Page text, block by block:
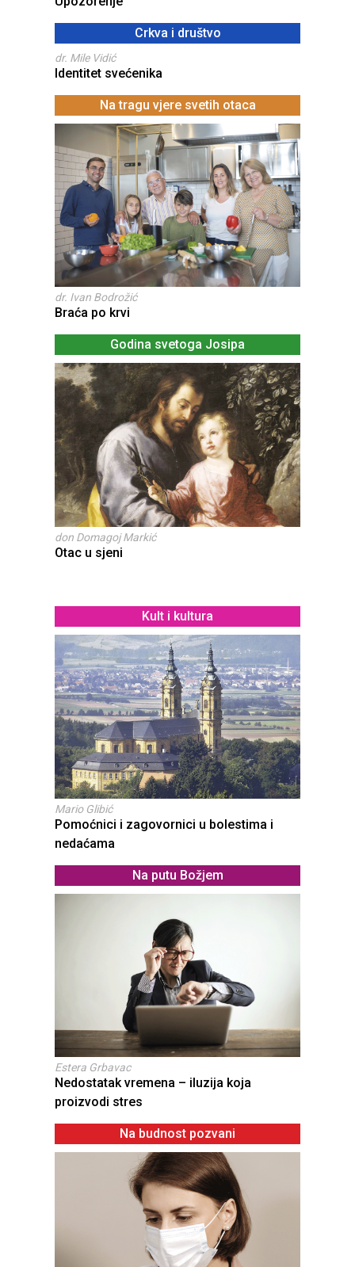
Crkva i društvo
dr. Mile Vidić
Identitet svećenika
Na tragu vjere svetih otaca
dr. Ivan Bodrožić
Braća po krvi
Godina svetoga Josipa
don Domagoj Markić
Otac u sjeni
Kult i kultura
Mario Glibić
Pomoćnici i zagovornici u bolestima i
nedaćama
Na putu Božjem
Estera Grbavac
Nedostatak vremena – iluzija koja
proizvodi stres
Na budnost pozvani